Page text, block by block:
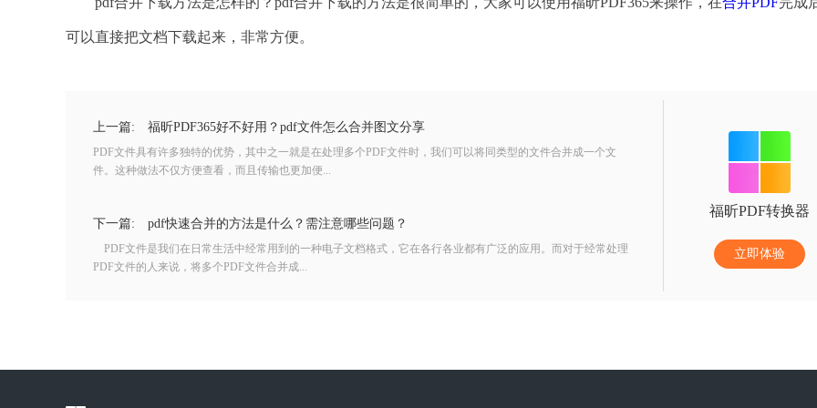
可以直接把文档下载起来，非常方便。
上一篇: 福昕PDF365好不好用？pdf文件怎么合并图文分享
PDF文件具有许多独特的优势，其中之一就是在处理多个PDF文件时，我们可以将同类型的文件合并成一个文
件。这种做法不仅方便查看，而且传输也更加便...
下一篇: pdf快速合并的方法是什么？需注意哪些问题？
PDF文件是我们在日常生活中经常用到的一种电子文档格式，它在各行各业都有广泛的应用。而对于经常处理
PDF文件的人来说，将多个PDF文件合并成...
福昕PDF转换器
立即体验